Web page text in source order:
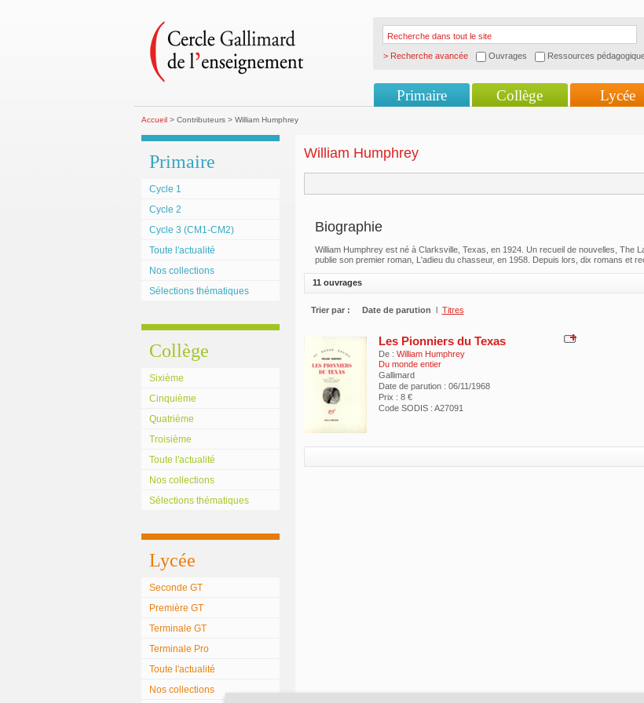
> Recherche avancée Ouvrages Ressources
Primaire Collège Lycée
Accueil> Contributeurs > William Humphrey
Primaire
Cycle 1
Cycle 2
Cycle 3 (CM1-CM2)
Toute l'actualité
Nos collections
Sélections thématiques
Collège
Sixième
Cinquième
Quatrième
Troisième
Toute l'actualité
Nos collections
Sélections thématiques
Lycée
Seconde GT
Première GT
Terminale GT
Terminale Pro
Toute l'actualité
Nos collections
William Humphrey
Biographie
William Humphrey est né à Clarksville, Texas, en 1924. Un recueil de nouvelles, The
publie son premier roman, L'adieu du chasseur, en 1958. Depuis lors, dix romans et
11 ouvrages
Trier par : Date de parution l Titres
Les Pionniers du Texas
De : William Humphrey
Du monde entier
Gallimard
Date de parution : 06/11/1968
Prix : 8 €
Code SODIS : A27091